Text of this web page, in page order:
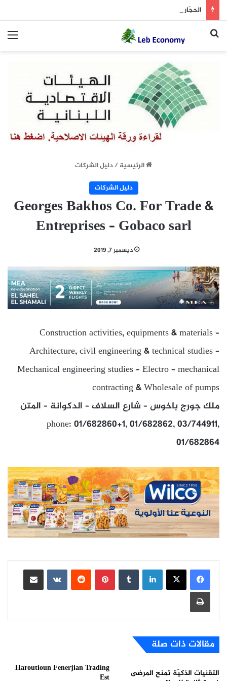
الحجّار بحث في المشاريع الإنمائية والخدماتية لطرابلس
بحث عن
الرئيسية/دليل الشركات
دليل الشركات
Georges Bakhos Co. For Trade &
Entreprises – Gobaco sarl
ديسمبر 7, 2019
Construction activities, equipments & materials –
Architecture, civil engineering & technical studies –
Mechanical engineering studies – Electro – mechanical
contracting & Wholesale of pumps
ملك جورج باخوس – شارع السلاف – الدكوانة – المتن
phone: 01/682860+1, 01/682862, 03/744911,
01/682864
لينكدإن بينتيريست
مشاركة عبر البريد
طباعة
مقالات ذات صلة
التقنيات الذكيّة تمنح المرضى
Haroutioun Fenerjian Trading
Est